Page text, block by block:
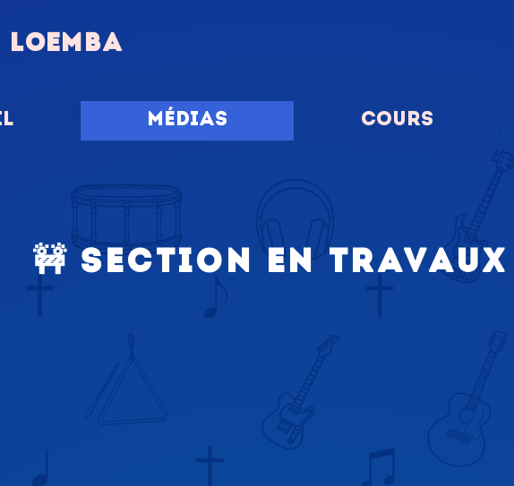
Médias Cours
🚧 Section en travaux